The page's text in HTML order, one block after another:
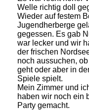
Welle richtig doll
Wieder auf festem
Jugendherberge
gegessen. Es gab
war lecker und wir
der frischen
noch aussuchen,
geht oder aber in
Spiele spielt.
Mein Zimmer und
haben wir noch ein
Party gemacht.